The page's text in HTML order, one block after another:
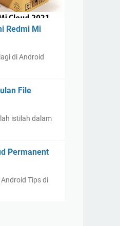
Redmi Mi
di Android
File
istilah dalam
Permanent
Tips di